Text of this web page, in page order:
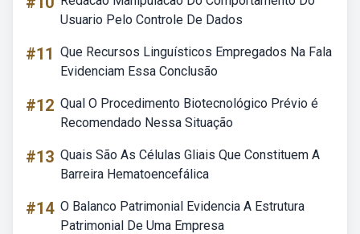
Usuario Pelo Controle De Dados
#11 Que Recursos Linguísticos Empregados Na Fala
Evidenciam Essa Conclusão
#12 Qual O Procedimento Biotecnológico Prévio é
Recomendado Nessa Situação
#13 Quais São As Células Gliais Que Constituem A
Barreira Hematoencefálica
#14 O Balanco Patrimonial Evidencia A Estrutura
Patrimonial De Uma Empresa